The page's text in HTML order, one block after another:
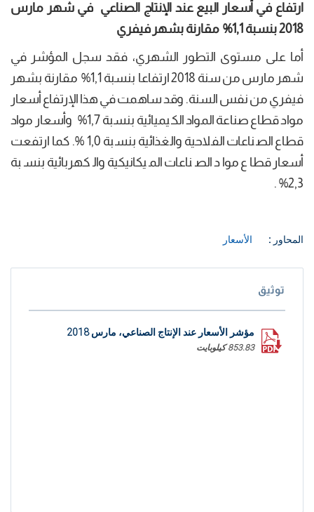
ارتفاع في أسعار البيع عند الإنتاج الصناعي في شهر مارس
2018 بنسبة 1,1
% مقارنة بشهر فيفري
أما على مستوى التطور الشهري، فقد سجل المؤشر في
شهر مارس من سنة 2018 ارتفاعا بنسبة 1,1% مقارنة بشهر
فيفري من نفس السنة. وقد ساهمت في هذا الإرتفاع أسعار
مواد قطاع صناعة المواد الكيميائية بنسبة 1,7% وأسعار مواد
قطاع الصناعات الفلاحية والغذائية بنسبة 1,0 %. كما ارتفعت
أسعار قطاع مواد الصناعات الميكانيكية والكهربائية بنسبة
2,3% .
المحاور : الأسعار
توثيق
مؤشر الأسعار عند الإنتاج الصناعي، مارس 2018
853.83 كيلوبايت